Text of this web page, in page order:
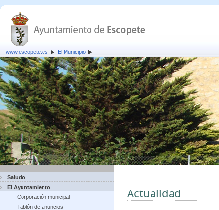
www.escopete.es El Municipio
Saludo
El Ayuntamiento
Corporación municipal
Tablón de anuncios
Actualidad